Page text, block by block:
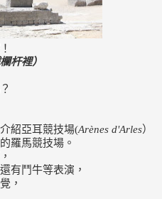
杆裡）
紹亞耳競技場(Arènes d'Arles）
羅馬競技場。
有鬥牛等表演，
，